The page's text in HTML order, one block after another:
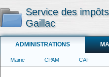
Service des
Gaillac
ADMINISTRATIONS
Mairie CPAM CAF